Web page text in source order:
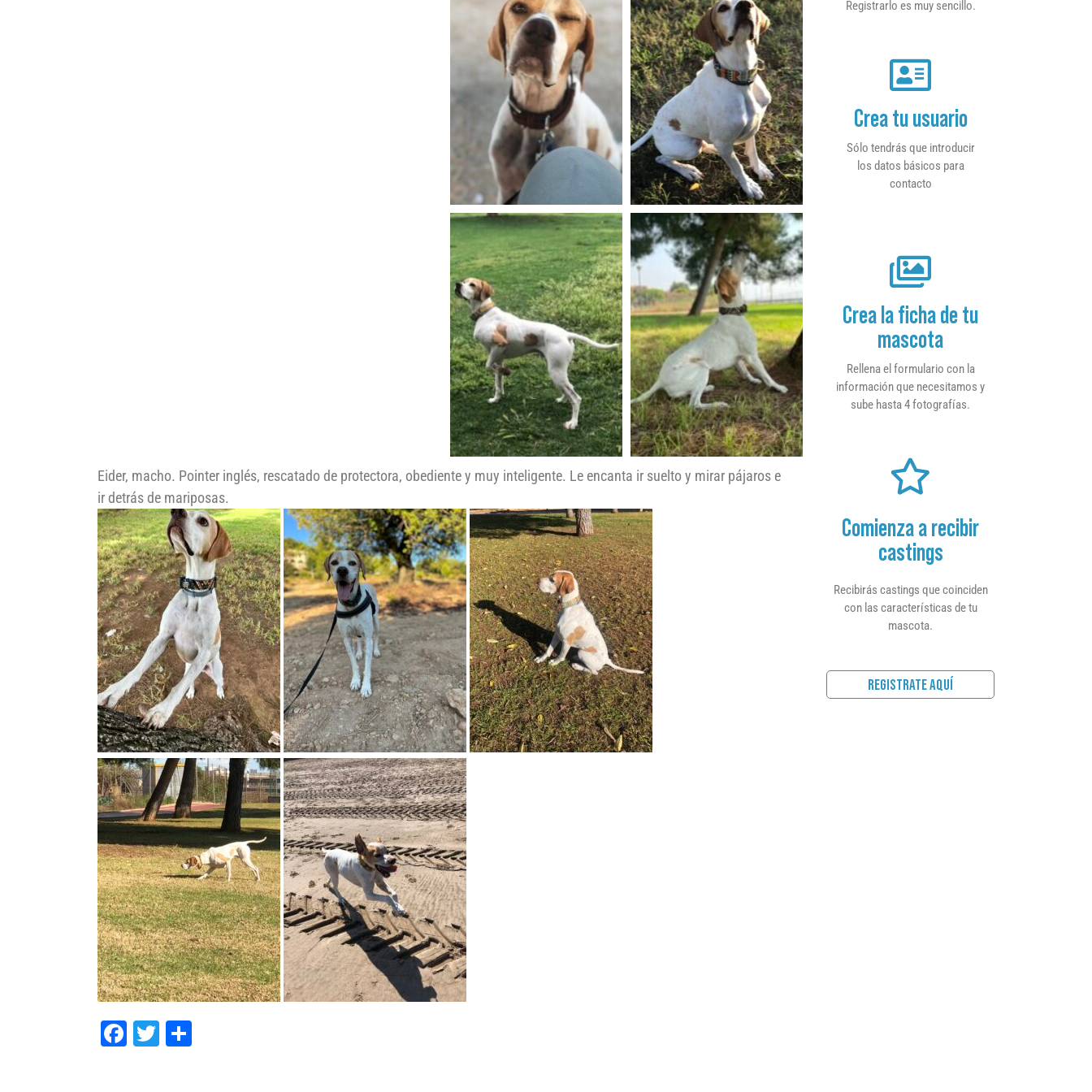
Eider, macho. Pointer inglés, rescatado de protectora, obediente y muy inteligente. Le encanta ir suelto y mirar pájaros e
ir detrás de mariposas.
Facebook
Twitter
Registrarlo es muy sencillo.
Crea tu usuario
Sólo tendrás que introducir
los datos básicos para
contacto
Crea la ficha de tu
mascota
Rellena el formulario con la
información que necesitamos y
sube hasta 4 fotografías.
Comienza a recibir
castings
Recibirás castings que coinciden
con las características de tu
mascota.
REGISTRATE AQUÍ